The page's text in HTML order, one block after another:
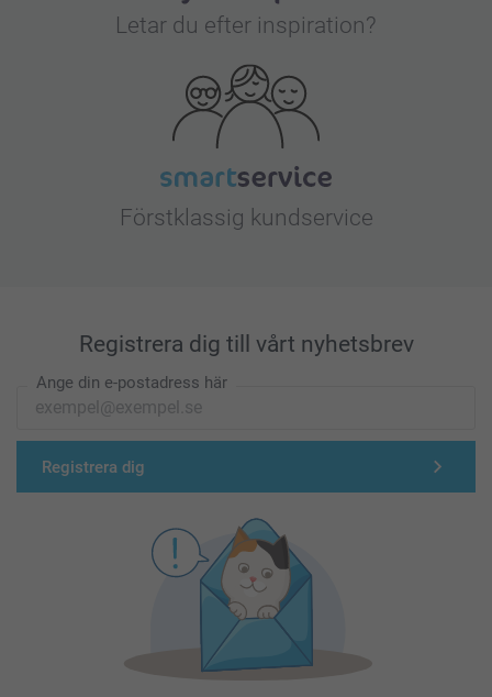
Letar du efter inspiration?
Förstklassig kundservice
Registrera dig till vårt nyhetsbrev
Ange din e-postadress här
Registrera dig